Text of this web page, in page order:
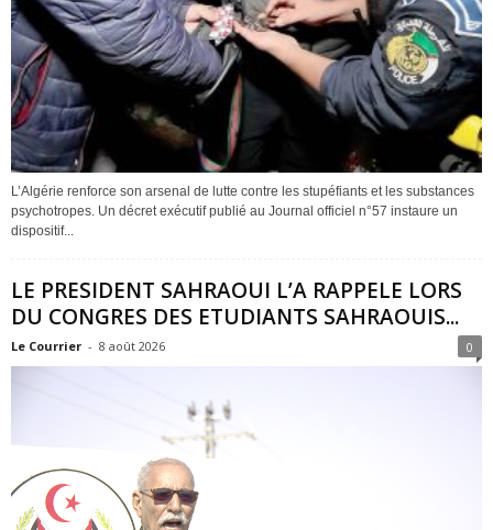
L’Algérie renforce son arsenal de lutte contre les stupéfiants et les substances
psychotropes. Un décret exécutif publié au Journal officiel n°57 instaure un
dispositif...
LE PRESIDENT SAHRAOUI L’A RAPPELE LORS
DU CONGRES DES ETUDIANTS SAHRAOUIS...
Le Courrier - 8 août 2026 0